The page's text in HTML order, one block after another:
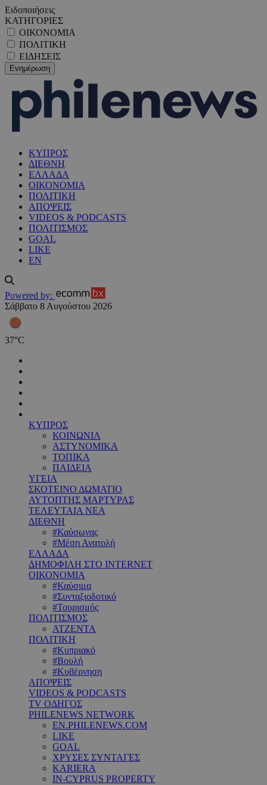
Ειδοποιήσεις
ΚΑΤΗΓΟΡΙΕΣ
ΟΙΚΟΝΟΜΙΑ
ΠΟΛΙΤΙΚΗ
ΕΙΔΗΣΕΙΣ
ΚΥΠΡΟΣ
ΔΙΕΘΝΗ
ΕΛΛΑΔΑ
ΟΙΚΟΝΟΜΙΑ
ΠΟΛΙΤΙΚΗ
ΑΠΟΨΕΙΣ
VIDEOS & PODCASTS
ΠΟΛΙΤΙΣΜΟΣ
GOAL
LIKE
EN
Powered by:
Σάββατο 8 Αυγούστου 2026
37°C
ΚΥΠΡΟΣ
ΚΟΙΝΩΝΙΑ
ΑΣΤΥΝΟΜΙΚΑ
ΤΟΠΙΚΑ
ΠΑΙΔΕΙΑ
ΥΓΕΙΑ
ΣΚΟΤΕΙΝΟ ΔΩΜΑΤΙΟ
ΑΥΤΟΠΤΗΣ ΜΑΡΤΥΡΑΣ
ΤΕΛΕΥΤΑΙΑ ΝΕΑ
ΔΙΕΘΝΗ
#Καύσωνας
#Μέση Ανατολή
ΕΛΛΑΔΑ
ΔΗΜΟΦΙΛΗ ΣΤΟ INTERNET
ΟΙΚΟΝΟΜΙΑ
#Καύσιμα
#Συνταξιοδοτικό
#Τουρισμός
ΠΟΛΙΤΙΣΜΟΣ
ΑΤΖΕΝΤΑ
ΠΟΛΙΤΙΚΗ
#Κυπριακό
#Βουλή
#Κυβέρνηση
ΑΠΟΨΕΙΣ
VIDEOS & PODCASTS
TV ΟΔΗΓΟΣ
PHILENEWS NETWORK
EN.PHILENEWS.COM
LIKE
GOAL
ΧΡΥΣΕΣ ΣΥΝΤΑΓΕΣ
KARIERA
IN-CYPRUS PROPERTY